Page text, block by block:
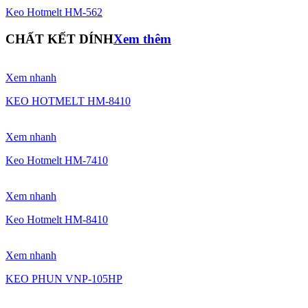
Keo Hotmelt HM-562
CHẤT KẾT DÍNHXem thêm
Xem nhanh
KEO HOTMELT HM-8410
Xem nhanh
Keo Hotmelt HM-7410
Xem nhanh
Keo Hotmelt HM-8410
Xem nhanh
KEO PHUN VNP-105HP